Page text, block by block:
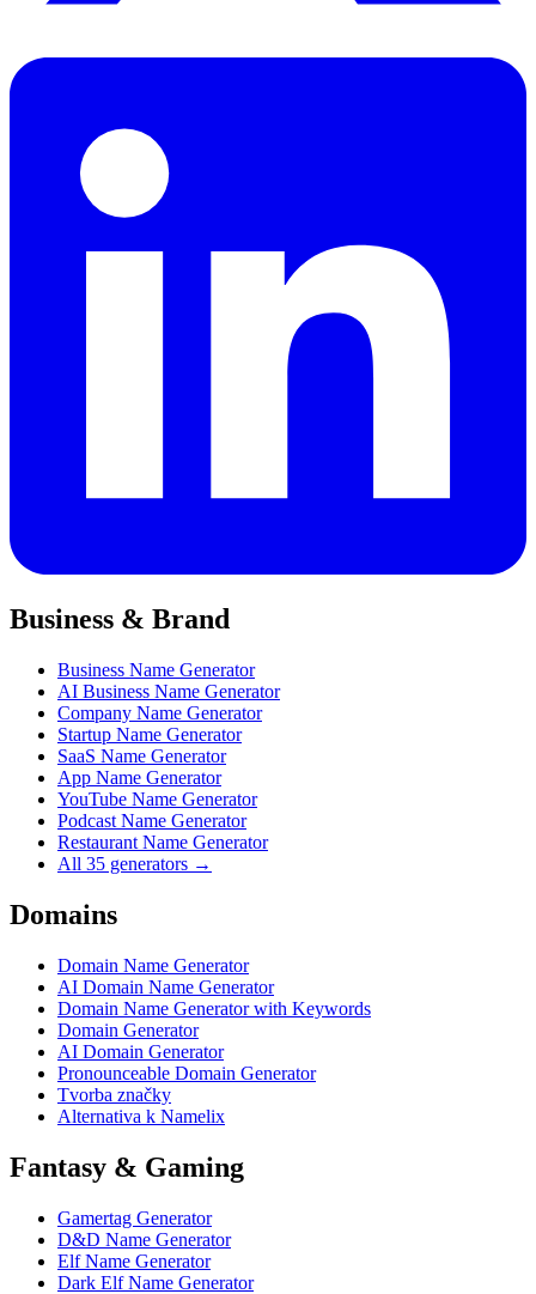
Business & Brand
Business Name Generator
AI Business Name Generator
Company Name Generator
Startup Name Generator
SaaS Name Generator
App Name Generator
YouTube Name Generator
Podcast Name Generator
Restaurant Name Generator
All 35 generators →
Domains
Domain Name Generator
AI Domain Name Generator
Domain Name Generator with Keywords
Domain Generator
AI Domain Generator
Pronounceable Domain Generator
Tvorba značky
Alternativa k Namelix
Fantasy & Gaming
Gamertag Generator
D&D Name Generator
Elf Name Generator
Dark Elf Name Generator